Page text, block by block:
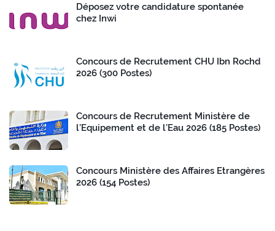
Déposez votre candidature spontanée
chez Inwi
Concours de Recrutement CHU Ibn Rochd
2026 (300 Postes)
Concours de Recrutement Ministère de
l’Equipement et de l’Eau 2026 (185 Postes)
Concours Ministère des Affaires Etrangères
2026 (154 Postes)